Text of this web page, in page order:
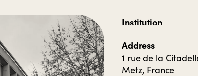
Institution
Address
1 rue de la
Metz, France